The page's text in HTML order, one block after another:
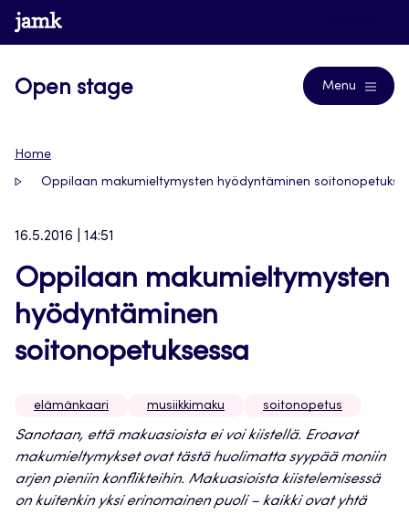
Siirry
suoraan
www.jamk.fi
Open stage Menu
Home
Oppilaan makumieltymysten hyödyntäminen
16.5.2016 | 14:51
Oppilaan makumieltymysten
hyödyntäminen
soitonopetuksessa
elämänkaari musiikkimaku soitonopetus
Sanotaan, että makuasioista ei voi kiistellä. Eroavat
makumieltymykset ovat tästä huolimatta syypää moniin
arjen pieniin konflikteihin. Makuasioista kiistelemisessä
on kuitenkin yksi erinomainen puoli – kaikki ovat yhtä